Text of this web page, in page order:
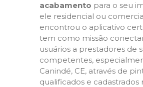
acabamento para o seu
ele residencial ou
encontrou o aplicativo
tem como missão
usuários a prestadores de
competentes,
Canindé, CE, através de
qualificados e cadastrados